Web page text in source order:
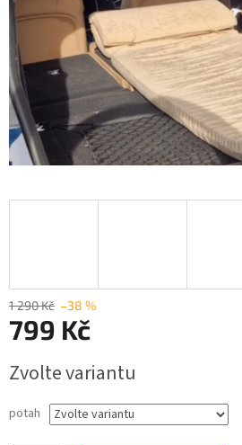
1 290 Kč –38 %
799 Kč
cena:
Zvolte variantu
potah